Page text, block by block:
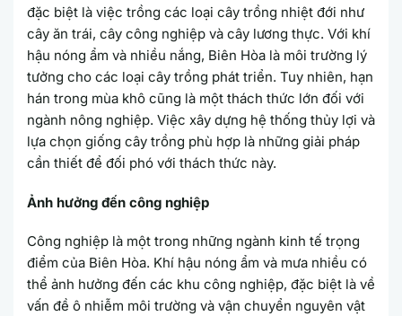
đặc biệt là việc trồng các loại cây trồng nhiệt đới như
cây ăn trái, cây công nghiệp và cây lương thực. Với khí
hậu nóng ẩm và nhiều nắng, Biên Hòa là môi trường lý
tưởng cho các loại cây trồng phát triển. Tuy nhiên, hạn
hán trong mùa khô cũng là một thách thức lớn đối với
ngành nông nghiệp. Việc xây dựng hệ thống thủy lợi và
lựa chọn giống cây trồng phù hợp là những giải pháp
cần thiết để đối phó với thách thức này.
Ảnh hưởng đến công nghiệp
Công nghiệp là một trong những ngành kinh tế trọng
điểm của Biên Hòa. Khí hậu nóng ẩm và mưa nhiều có
thể ảnh hưởng đến các khu công nghiệp, đặc biệt là về
vấn đề ô nhiễm môi trường và vận chuyển nguyên vật